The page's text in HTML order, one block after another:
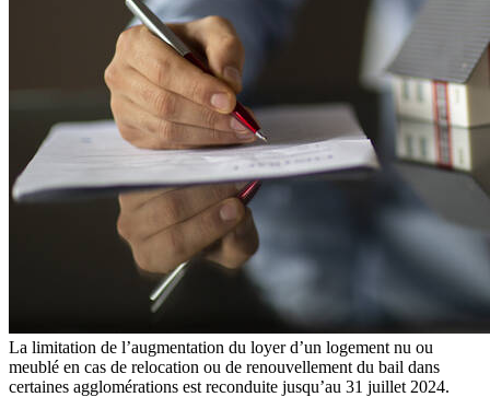
La limitation de l’augmentation du loyer d’un logement nu ou
meublé en cas de relocation ou de renouvellement du bail dans
certaines agglomérations est reconduite jusqu’au 31 juillet 2024.